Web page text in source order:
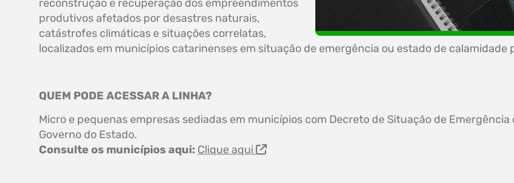
reconstrução e recuperação dos empreendimentos
produtivos afetados por desastres naturais,
catástrofes climáticas e situações correlatas,
localizados em municípios catarinenses em situação de emergência ou estado de calamidade
QUEM PODE ACESSAR A LINHA?
Micro e pequenas empresas sediadas em municípios com Decreto de Situação de
Governo do Estado.
Consulte os municípios aqui: Clique aqui